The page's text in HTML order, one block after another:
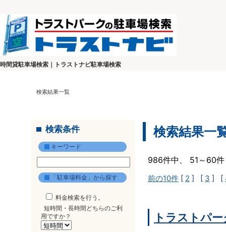
時間貸駐車場検索｜トラストナビ駐車場検索
検索結果一覧
検索条件
キーワード
「駐車場料金」から探す
料金検索を行う。
短時間・長時間どちらのご利
用ですか？
検索結果一
986件中、 51～60
前の10件 [ 2 ] [ 3 ] [
トラストパ